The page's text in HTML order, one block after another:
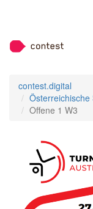
contest.digital
Offene 1 W3